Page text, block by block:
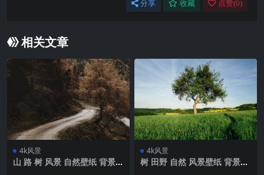
分享 收藏 点赞(0)
相关文章
4k风景
山 路 树 风景 自然壁纸 背景4
4k风景
树 田野 自然 风景壁纸 背景4k